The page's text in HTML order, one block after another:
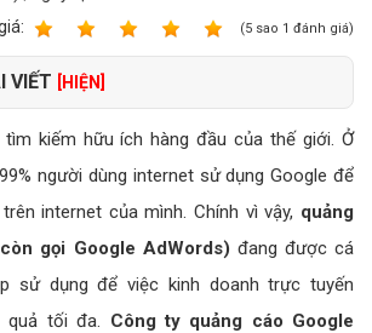
(5 sao 1 đánh giá)
VIẾT [HIỆN]
kiếm hữu ích hàng đầu của thế giới. Ở
người dùng internet sử dụng Google để
internet của mình. Chính vì vậy, quảng
gọi Google AdWords) đang được cá
sử dụng để việc kinh doanh trực tuyến
quả tối đa. Công ty quảng cáo Google